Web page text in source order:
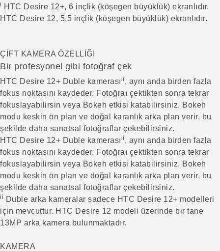
i HTC Desire 12+, 6 inçlik (köşegen büyüklük) ekranlıdır.
HTC Desire 12, 5,5 inçlik (köşegen büyüklük) ekranlıdır.
ÇİFT KAMERA ÖZELLİĞİ
Bir profesyonel gibi fotoğraf çek
HTC Desire 12+ Duble kamerasıii , aynı anda birden fazla
fokus noktasını kaydeder. Fotoğraı çektikten sonra tekrar
fokuslayabilirsin veya Bokeh etkisi katabilirsiniz. Bokeh
modu keskin ön plan ve doğal karanlık arka plan verir, bu
şekilde daha sanatsal fotoğraflar çekebilirsiniz.
HTC Desire 12+ Duble kamerasıii , aynı anda birden fazla
fokus noktasını kaydeder. Fotoğraı çektikten sonra tekrar
fokuslayabilirsin veya Bokeh etkisi katabilirsiniz. Bokeh
modu keskin ön plan ve doğal karanlık arka plan verir, bu
şekilde daha sanatsal fotoğraflar çekebilirsiniz.
ii Duble arka kameralar sadece HTC Desire 12+ modelleri
için mevcuttur. HTC Desire 12 modeli üzerinde bir tane
13MP arka kamera bulunmaktadır.
KAMERA